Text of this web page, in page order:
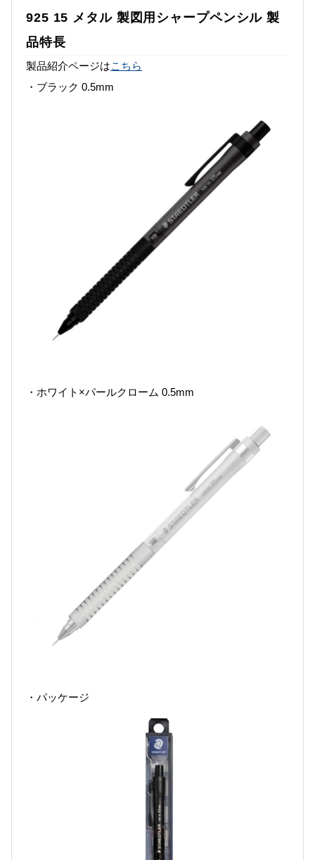
925 15 メタル 製図用シャープペンシル 製
品特長
製品紹介ページはこちら
・ブラック 0.5mm
・ホワイト×パールクローム 0.5mm
・パッケージ